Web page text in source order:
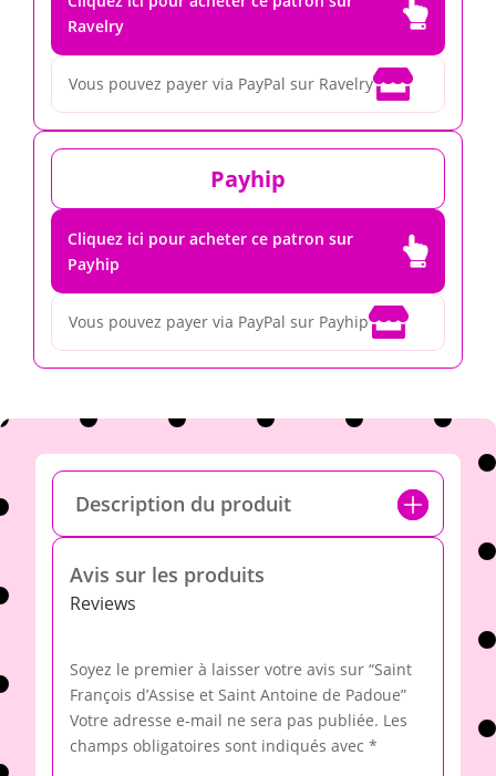
Ravelry

Vous pouvez payer via PayPal sur Ravelry
Payhip
Cliquez ici pour acheter ce patron sur
Payhip

Vous pouvez payer via PayPal sur Payhip
Description du produit
Avis sur les produits
Reviews
Soyez le premier à laisser votre avis sur “Saint
François d’Assise et Saint Antoine de Padoue”
Votre adresse e-mail ne sera pas publiée. Les
champs obligatoires sont indiqués avec *